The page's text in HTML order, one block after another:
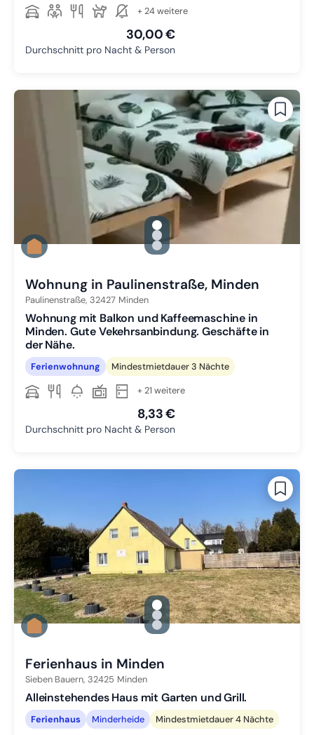
+ 24 weitere
30,00 €
Durchschnitt pro Nacht & Person
gallery.slide_selector
Zu Slide 1 wechseln
Zu Slide 2 wechseln
Zu Slide 3 wechseln
Wohnung in Paulinenstraße, Minden
Paulinenstraße, 32427 Minden
Wohnung mit Balkon und Kaffeemaschine in
Minden. Gute Vekehrsanbindung. Geschäfte in
der Nähe.
Ferienwohnung Mindestmietdauer 3 Nächte
+ 21 weitere
8,33 €
Durchschnitt pro Nacht & Person
gallery.slide_selector
Zu Slide 1 wechseln
Zu Slide 2 wechseln
Zu Slide 3 wechseln
Ferienhaus in Minden
Sieben Bauern, 32425 Minden
Alleinstehendes Haus mit Garten und Grill.
Ferienhaus Minderheide Mindestmietdauer 4 Nächte